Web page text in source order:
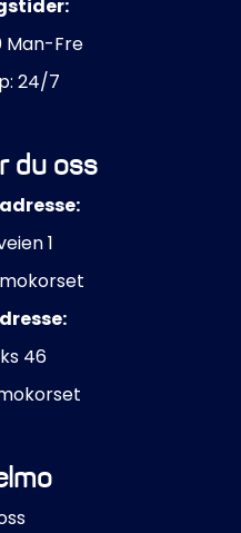
Man-Fre
24/7
du oss
1
46